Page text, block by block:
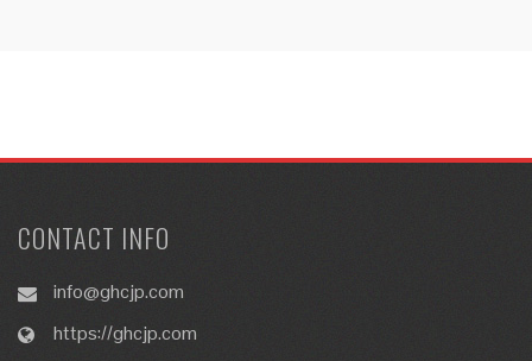
CONTACT INFO
info@ghcjp.com
https://ghcjp.com